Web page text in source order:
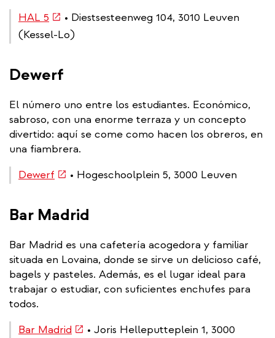
HAL 5 (link
is
• Diestsesteenweg 104, 3010 Leuven
(Kessel-Lo)
Dewerf
El número uno entre los estudiantes. Económico,
sabroso, con una enorme terraza y un concepto
divertido: aquí se come como hacen los obreros, en
una fiambrera.
Dewerf (link
external)
• Hogeschoolplein 5, 3000 Leuven
Bar Madrid
Bar Madrid es una cafetería acogedora y familiar
situada en Lovaina, donde se sirve un delicioso café,
bagels y pasteles. Además, es el lugar ideal para
trabajar o estudiar, con suficientes enchufes para
todos.
Bar Madrid (link• Joris Helleputteplein 1, 3000